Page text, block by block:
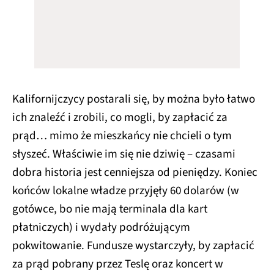
Kalifornijczycy postarali się, by można było łatwo
ich znaleźć i zrobili, co mogli, by zapłacić za
prąd… mimo że mieszkańcy nie chcieli o tym
słyszeć. Właściwie im się nie dziwię – czasami
dobra historia jest cenniejsza od pieniędzy. Koniec
końców lokalne władze przyjęły 60 dolarów (w
gotówce, bo nie mają terminala dla kart
płatniczych) i wydały podróżującym
pokwitowanie. Fundusze wystarczyły, by zapłacić
za prąd pobrany przez Teslę oraz koncert w